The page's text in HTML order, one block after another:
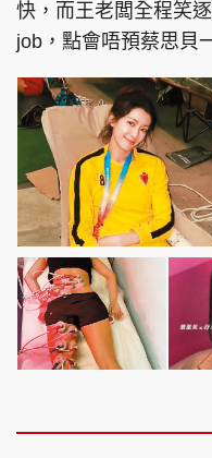
快，而王老闆全程笑
job，點會唔預蔡思貝